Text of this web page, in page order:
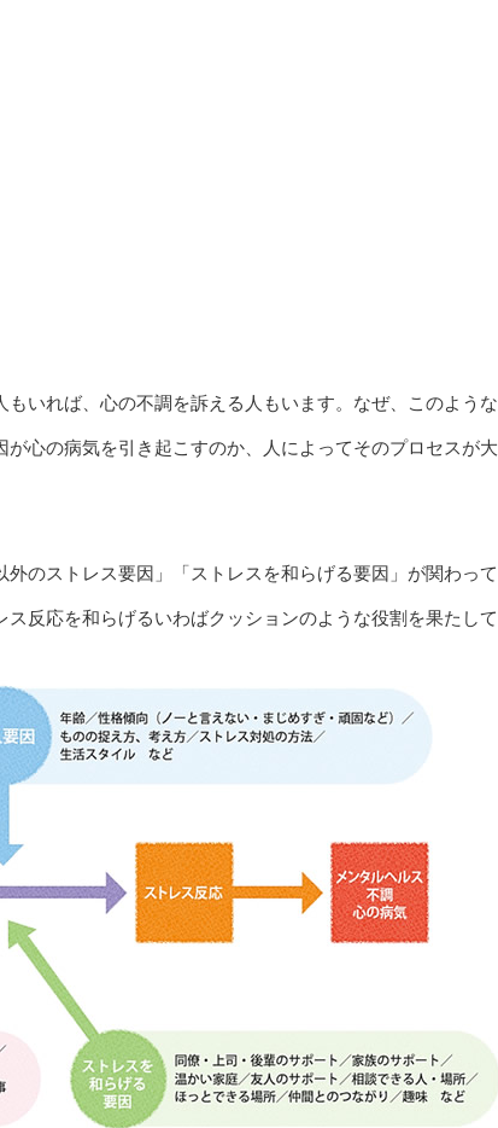
いれば、心の不調を訴える人もいます。なぜ、このよう
心の病気を引き起こすのか、人によってそのプロセスが
のストレス要因」「ストレスを和らげる要因」が関わっ
ス反応を和らげるいわばクッションのような役割を果たして